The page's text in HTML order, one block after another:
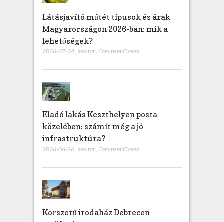
Látásjavító műtét típusok és árak
Magyarországon 2026-ban: mik a
lehetőségek?
2026-07-24, seditor, Comment Closed
Eladó lakás Keszthelyen posta
közelében: számít még a jó
infrastruktúra?
2026-06-26 seditor Comment Closed
Korszerű irodaház Debrecen